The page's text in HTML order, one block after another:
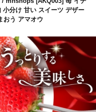
分け 甘い スイーツ デザー
おう アマオウ